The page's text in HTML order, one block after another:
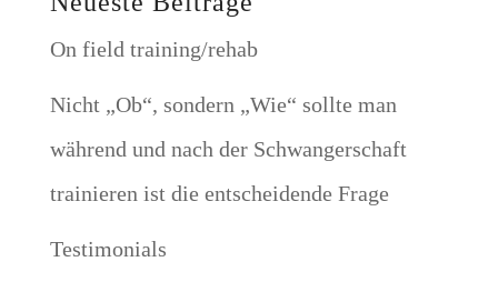
On field training/rehab
Nicht „Ob“, sondern „Wie“ sollte man
während und nach der Schwangerschaft
trainieren ist die entscheidende Frage
Testimonials